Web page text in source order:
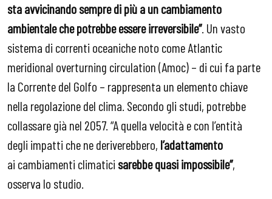
sta avvicinando sempre di più a un cambiamento
ambientale che potrebbe essere irreversibile”. Un vasto
sistema di correnti oceaniche noto come Atlantic
meridional overturning circulation (Amoc) – di cui fa parte
la Corrente del Golfo – rappresenta un elemento chiave
nella regolazione del clima. Secondo gli studi, potrebbe
collassare già nel 2057. “A quella velocità e con l’entità
degli impatti che ne deriverebbero, l’adattamento
ai cambiamenti climatici sarebbe quasi impossibile”,
osserva lo studio.